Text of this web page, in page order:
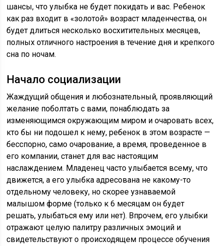
шансы, что улыбка не будет покидать и вас. Ребенок
как раз входит в «золотой» возраст младенчества, он
будет длиться несколько восхитительных месяцев,
полных отличного настроения в течение дня и крепкого
сна по ночам.
Начало социализации
Жаждущий общения и любознательный, проявляющий
желание поболтать с вами, понаблюдать за
изменяющимся окружающим миром и очаровать всех,
кто бы ни подошел к нему, ребенок в этом возрасте —
бесспорно, само очарование, а время, проведенное в
его компании, станет для вас настоящим
наслаждением. Младенец часто улыбается всему, что
движется, а его улыбка адресована не какому-то
отдельному человеку, но скорее узнаваемой
малышом форме (только к 6 месяцам он будет
решать, улыбаться ему или нет). Впрочем, его улыбки
отражают целую палитру различных эмоций и
свидетельствуют о происходящем процессе обучения